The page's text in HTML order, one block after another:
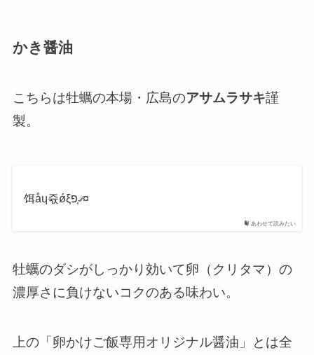
かき醤油
こちらは牡蠣の本場・広島のアサムラサキ謹
製。
あわせて読みたい
饵åɥ쥯ǿξޤ֤פ¤
牡蠣のダシがしっかり効いて卵（クリタマ）の
濃厚さに負けないコクのある味わい。
上の「卵かけご飯専用オリジナル醤油」とは全